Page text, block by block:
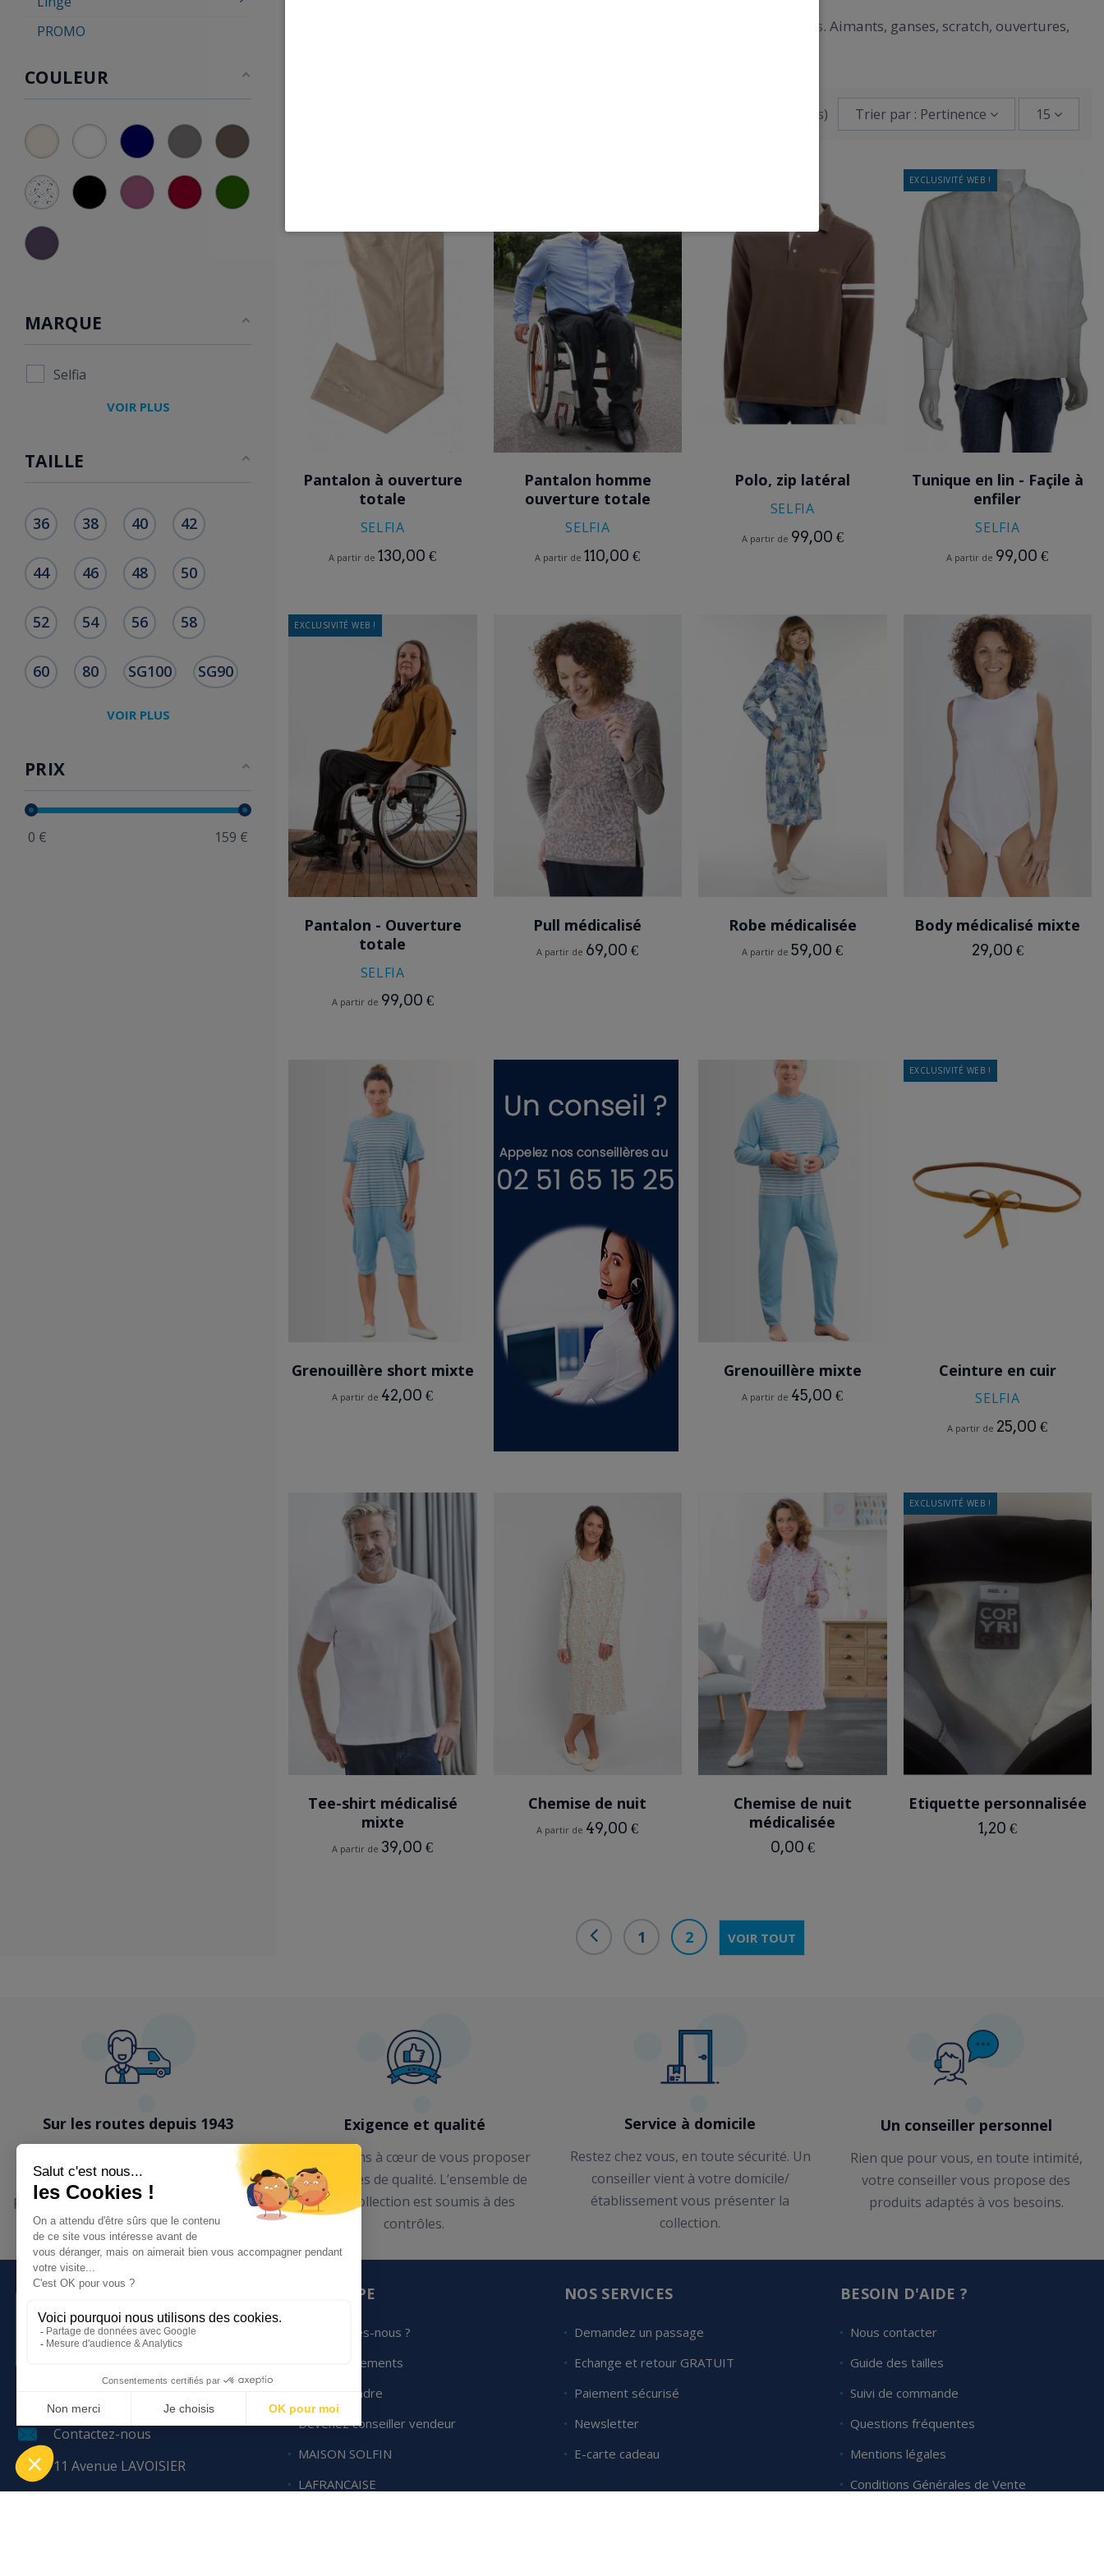
:Bénéficiez de vêtements tendance aux adaptations discrètes et efficaces. Aimants, ganses, scratch, ouvertures,
Affichage 25-39 de 39 article(s) Trier par : Pertinence 15
Pantalon à ouverture
totale
SELFIA
A partir de130,00 €
NOIRGRIS
Pantalon homme
ouverture totale
SELFIA
A partir de110,00 €
Polo, zip latéral
SELFIA
A partir de 99,00 €
EXCLUSIVITÉ WEB !
BLANC
Tunique en lin - Façile à
enfiler
SELFIA
A partir de 99,00 €
EXCLUSIVITÉ WEB !
NOIR
Pantalon - Ouverture
totale
SELFIA
A partir de 99,00 €
GRIS
Pull médicalisé
A partir de 69,00 €
BLEU
Robe médicalisée
A partir de59,00 €
BLANC
Body médicalisé mixte
29,00 €
BLEU CIELVIOLET PARME
Grenouillère short mixte
A partir de 42,00 €
BLEU CIEL
GRISVIOLET PARME
Grenouillère mixte
A partir de 45,00 €
EXCLUSIVITÉ WEB !
Ceinture en cuir
SELFIA
A partir de 25,00 €
BLANC
Tee-shirt médicalisé
mixte
A partir de 39,00 €
IMPRIME
Chemise de nuit
A partir de 49,00 €
ROSE
Chemise de nuit
médicalisée
0,00 €
EXCLUSIVITÉ WEB !
Etiquette personnalisée
1,20 €
1 2 VOIR TOUT
PROMO
COULEUR
MARQUE
Selfia
VOIR PLUS
TAILLE
36 38 40 42
44 46 48 50
52 54 56 58
60 80 SG100 SG90
VOIR PLUS
PRIX
0 € 159 €
Sur les routes depuis 1943
Nous sommes une entreprise familiale,
spécialiste dans la vente de prêt-à-
porter, literie, linge de maison à domicile
ou en établissements.
Exigence et qualité
Nous avons à cœur de vous proposer
des articles de qualité. L’ensemble de
notre collection est soumis à des
contrôles.
Service à domicile
Restez chez vous, en toute sécurité. Un
conseiller vient à votre domicile/
établissement vous présenter la
collection.
Un conseiller personnel
Rien que pour vous, en toute intimité,
votre conseiller vous propose des
produits adaptés à vos besoins.
LE GROUPE
Qui sommes-nous ?
Nos engagements
Nous rejoindre
Devenez conseiller vendeur
MAISON SOLFIN
LAFRANCAISE
NOS SERVICES
Demandez un passage
Echange et retour GRATUIT
Paiement sécurisé
Newsletter
E-carte cadeau
BESOIN D'AIDE ?
Nous contacter
Guide des tailles
Suivi de commande
Questions fréquentes
Mentions légales
Conditions Générales de Vente
02 99 14 95 95
Contactez-nous
11 Avenue LAVOISIER